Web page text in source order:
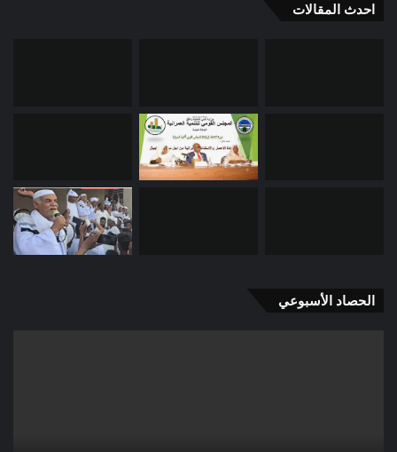
احدث المقالات
الحصاد الأسبوعي